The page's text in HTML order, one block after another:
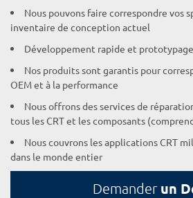
Nous pouvons faire correspondre vos
inventaire de conception actuel
Développement rapide et prototypage
Nos produits sont garantis pour
OEM et à la performance
Nous offrons des services de
tous les CRT et les composants
Nous couvrons les applications CRT
dans le monde entier
Demander un